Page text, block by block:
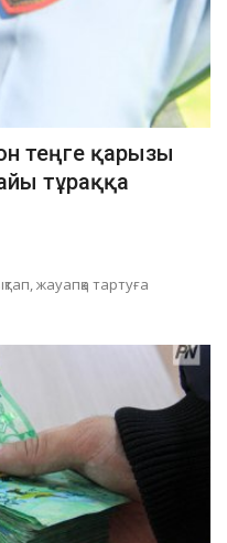
теңге қарызы
тұраққа
жауапқа тартуға